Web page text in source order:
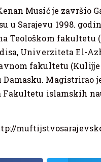
Musić je završio
u Sarajevu 1998.
Teološkom fakultetu
Univerziteta El-
fakultetu (Kulijje
Magistrirao
Fakultetu islamskih